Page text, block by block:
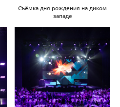
Съёмка дня рождения на диком
западе